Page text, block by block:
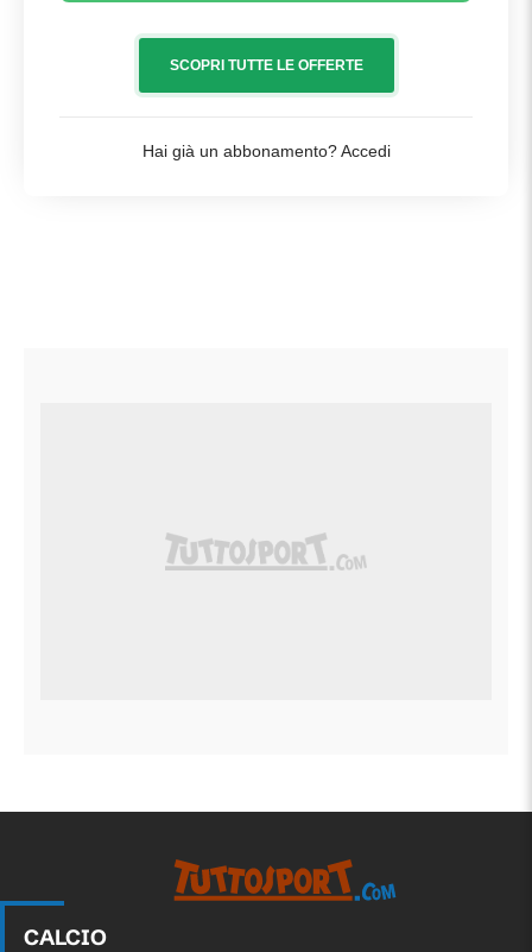
SCOPRI TUTTE LE OFFERTE
Hai già un abbonamento?Accedi
CALCIO